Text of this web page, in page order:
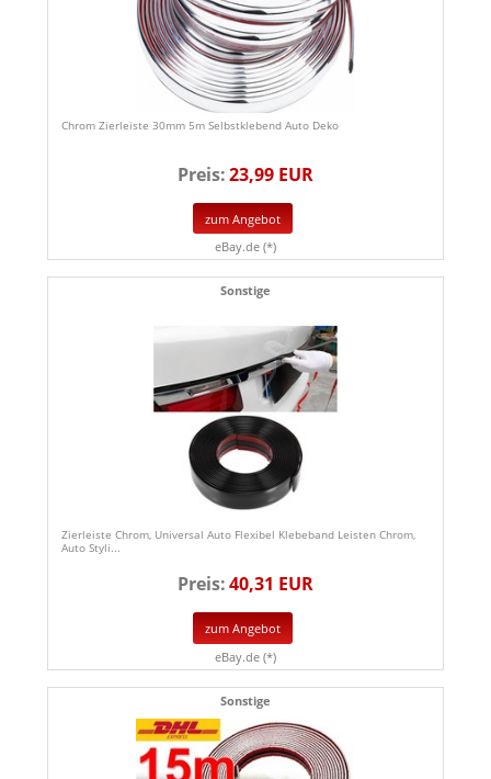
Chrom Zierleiste 30mm 5m Selbstklebend Auto Deko
Preis:23,99 EUR
zum Angebot
eBay.de (*)
Sonstige
Zierleiste Chrom, Universal Auto Flexibel Klebeband Leisten Chrom,
Auto Styli...
Preis:40,31 EUR
zum Angebot
eBay.de (*)
Sonstige